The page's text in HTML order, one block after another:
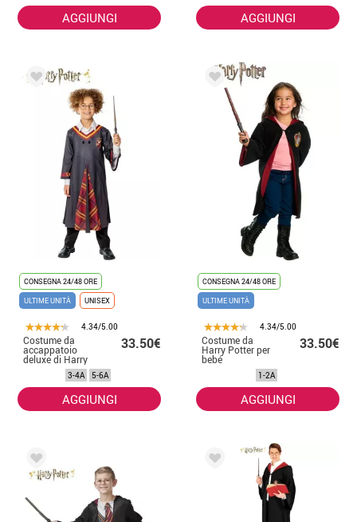
AGGIUNGI AGGIUNGI
CONSEGNA 24/48 ORE
ULTIME UNITÀ
UNISEX
4.34/5.00
Costume da
accappatoio
deluxe di Harry
33.50€
3-4A 5-6A
AGGIUNGI
CONSEGNA 24/48 ORE
ULTIME UNITÀ
4.34/5.00
Costume da
Harry Potter per
bebé
33.50€
1-2A
AGGIUNGI